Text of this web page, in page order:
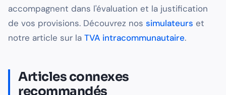
accompagnent dans l'évaluation et la justification
de vos provisions. Découvrez nos simulateurs et
notre article sur la TVA intracommunautaire.
Articles connexes
recommandés